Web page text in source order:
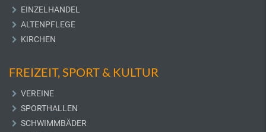
EINZELHANDEL
ALTENPFLEGE
KIRCHEN
FREIZEIT, SPORT & KULTUR
VEREINE
SPORTHALLEN
SCHWIMMBÄDER